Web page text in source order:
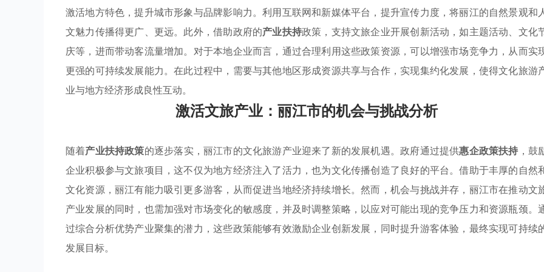
激活地方特色，提升城市形象与品牌影响力。利用互联网和新媒体平台，提升宣传力度，将丽江的自然景观和
文魅力传播得更广、更远。此外，借助政府的产业扶持政策，支持文旅企业开展创新活动，如主题活动、文化
庆等，进而带动客流量增加。对于本地企业而言，通过合理利用这些政策资源，可以增强市场竞争力，从而实
更强的可持续发展能力。在此过程中，需要与其他地区形成资源共享与合作，实现集约化发展，使得文化旅游
业与地方经济形成良性互动。
激活文旅产业：丽江市的机会与挑战分析
随着产业扶持政策的逐步落实，丽江市的文化旅游产业迎来了新的发展机遇。政府通过提供惠企政策扶持 ，鼓
企业积极参与文旅项目，这不仅为地方经济注入了活力，也为文化传播创造了良好的平台。借助于丰厚的自然
文化资源，丽江有能力吸引更多游客，从而促进当地经济持续增长。然而，机会与挑战并存，丽江市在推动文
产业发展的同时，也需加强对市场变化的敏感度，并及时调整策略，以应对可能出现的竞争压力和资源瓶颈。
过综合分析优势产业聚集的潜力，这些政策能够有效激励企业创新发展，同时提升游客体验，最终实现可持续
发展目标。